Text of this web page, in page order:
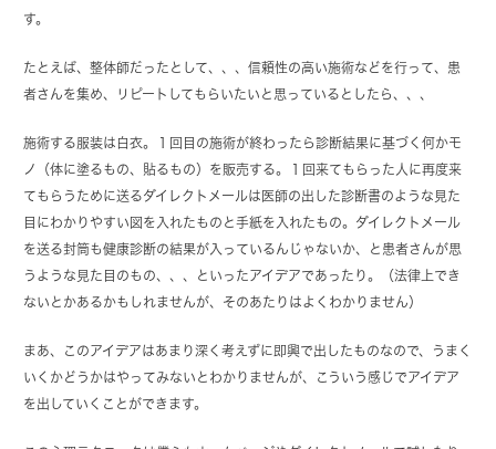
す。
たとえば、整体師だったとして、、、信頼性の高い施術などを行って、患
者さんを集め、リピートしてもらいたいと思っているとしたら、、、
施術する服装は白衣。１回目の施術が終わったら診断結果に基づく何かモ
ノ（体に塗るもの、貼るもの）を販売する。１回来てもらった人に再度来
てもらうために送るダイレクトメールは医師の出した診断書のような見た
目にわかりやすい図を入れたものと手紙を入れたもの。ダイレクトメール
を送る封筒も健康診断の結果が入っているんじゃないか、と患者さんが思
うような見た目のもの、、、といったアイデアであったり。（法律上でき
ないとかあるかもしれませんが、そのあたりはよくわかりません）
まあ、このアイデアはあまり深く考えずに即興で出したものなので、うまく
いくかどうかはやってみないとわかりませんが、こういう感じでアイデア
を出していくことができます。